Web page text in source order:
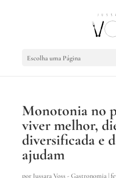
Escolha uma Página
Monotonia no
viver melhor,
diversificada e
ajudam
por Jussara Voss - Gastronomia|